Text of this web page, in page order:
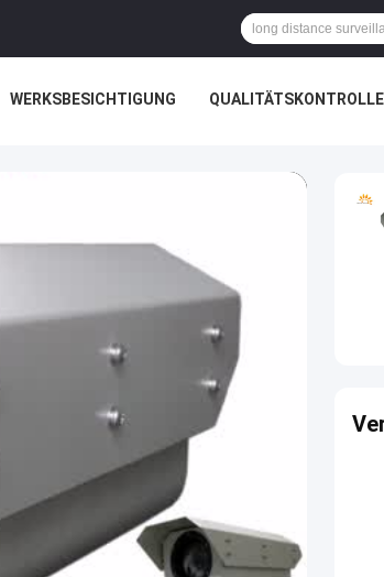
WERKSBESICHTIGUNG QUALITÄTSKONTROLLE